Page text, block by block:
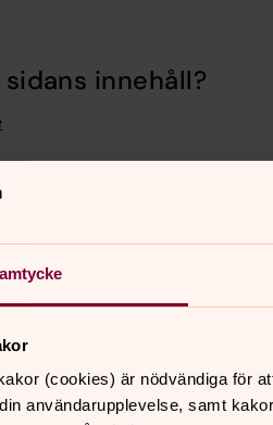
(cookies) är nödvändiga för
användarupplevelse, samt
innehåll?
Kalender
7 augusti 10.00